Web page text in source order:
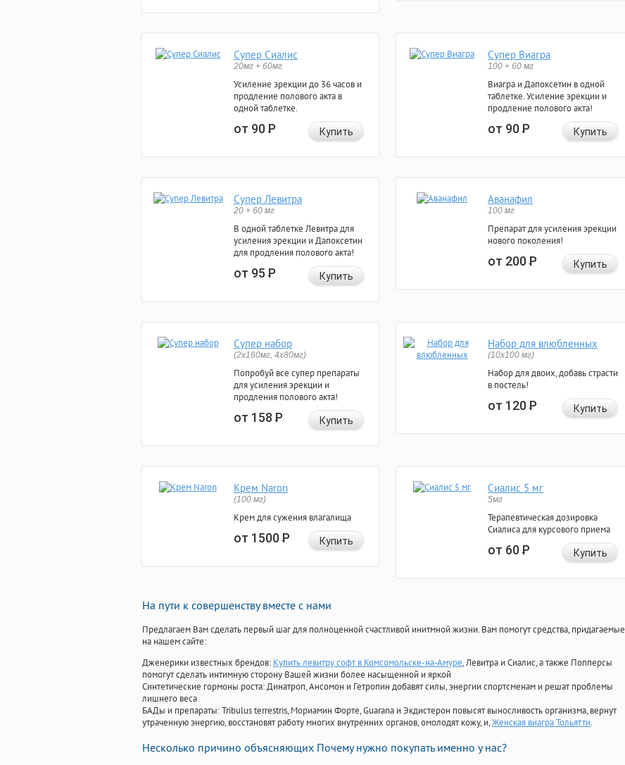
Супер Сиалис
20мг + 60мг
Усиление эрекции до 36 часов и
продление полового акта в
одной таблетке.
от 90Р Купить
Супер Виагра
100 + 60 мг
Виагра и Дапоксетин в одной
таблетке. Усиление эрекции и
продление полового акта!
от 90Р Купить
Супер Левитра
20 + 60 мг
В одной таблетке Левитра для
усиления эрекции и Дапоксетин
для продления полового акта!
от 95Р Купить
Аванафил
100 мг
Препарат для усиления эрекции
нового поколения!
от 200Р Купить
Супер набор
(2х160мг, 4х80мг)
Попробуй все супер препараты
для усиления эрекции и
продления полового акта!
от 158Р Купить
Набор для влюбленных
(10х100 мг)
Набор для двоих, добавь страсти
в постель!
от 120Р Купить
Крем Naron
(100 мг)
Крем для сужения влагалища
от 1500Р Купить
Сиалис 5 мг
5мг
Терапевтическая дозировка
Сиалиса для курсового приема
от 60Р Купить
На пути к совершенству вместе с нами
Предлагаем Вам сделать первый шаг для полноценной счастливой инитмной жизни. Вам помогут средства, придагаемые
на нашем сайте:
Дженерики известных брендов: Купить левитру софт в Комсомольске-на-Амуре, Левитра и Сиалис, а также Попперсы
помогут сделать интимную сторону Вашей жизни более насыщенной и яркой
Синтетические гормоны роста: Динатроп, Ансомон и Гетропин добавят силы, энергии спортсменам и решат проблемы
лишнего веса
БАДы и препараты:Tribulus terrestris, Мориамин Форте, Guarana и Экдистерон повысят выносливость организма, вернут
утраченную энергию, восстановят работу многих внутренних органов, омолодят кожу, и,Женская виагра Тольятти.
Несколько причино объясняющих Почему нужно покупать именно у нас?